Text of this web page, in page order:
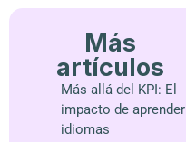
Más
artículos
Más allá del KPI: El
impacto de aprender
idiomas